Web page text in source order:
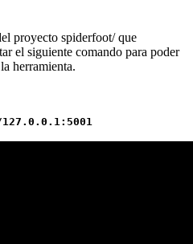
proyecto spiderfoot/ que
el siguiente comando para poder
herramienta.